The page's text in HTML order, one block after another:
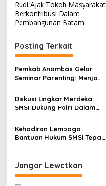
a
v
i
g
a
s
i
p
s
Rudi Ajak Tokoh Masyarakat
Berkontribusi Dalam
Pembangunan Batam
Posting Terkait
Pemkab Anambas Gelar
Seminar Parenting: Menjadi
Digital
Diskusi Lingkar Merdeka:
SMSI Dukung Polri Dalam
Kelancaran Mudik
Kehadiran Lembaga
Bantuan Hukum SMSI Tepat
Jangan Lewatkan